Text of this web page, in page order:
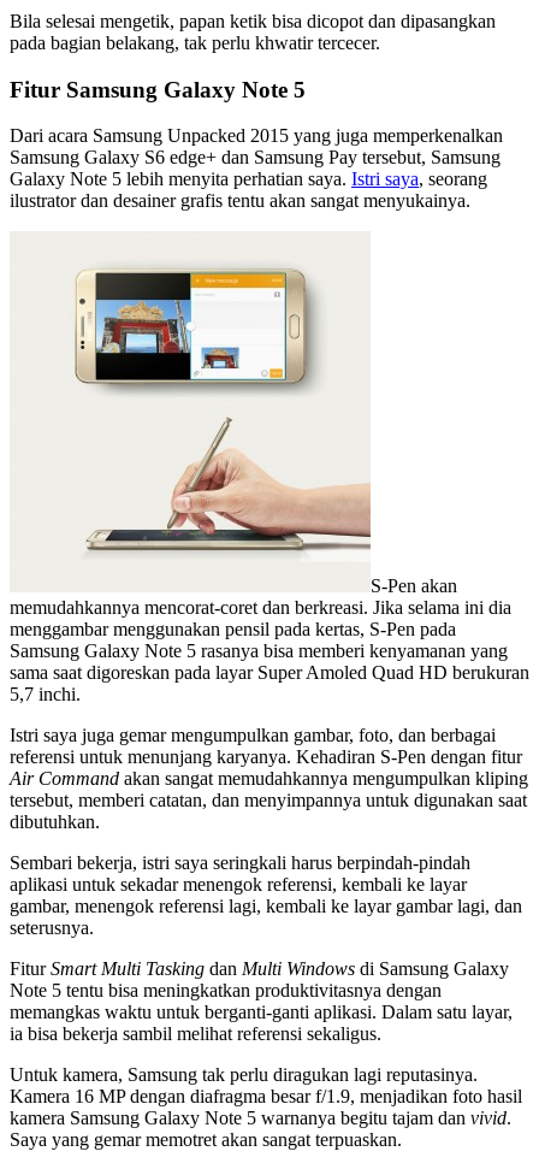
Bila selesai mengetik, papan ketik bisa dicopot dan dipasangkan
pada bagian belakang, tak perlu khwatir tercecer.
Fitur Samsung Galaxy Note 5
Dari acara Samsung Unpacked 2015 yang juga memperkenalkan
Samsung Galaxy S6 edge+ dan Samsung Pay tersebut, Samsung
Galaxy Note 5 lebih menyita perhatian saya. Istri saya, seorang
ilustrator dan desainer grafis tentu akan sangat menyukainya.
S-Pen akan
memudahkannya mencorat-coret dan berkreasi. Jika selama ini dia
menggambar menggunakan pensil pada kertas, S-Pen pada
Samsung Galaxy Note 5 rasanya bisa memberi kenyamanan yang
sama saat digoreskan pada layar Super Amoled Quad HD berukuran
5,7 inchi.
Istri saya juga gemar mengumpulkan gambar, foto, dan berbagai
referensi untuk menunjang karyanya. Kehadiran S-Pen dengan fitur
Air Command akan sangat memudahkannya mengumpulkan kliping
tersebut, memberi catatan, dan menyimpannya untuk digunakan saat
dibutuhkan.
Sembari bekerja, istri saya seringkali harus berpindah-pindah
aplikasi untuk sekadar menengok referensi, kembali ke layar
gambar, menengok referensi lagi, kembali ke layar gambar lagi, dan
seterusnya.
FiturSmart Multi Tasking dan Multi Windows di Samsung Galaxy
Note 5 tentu bisa meningkatkan produktivitasnya dengan
memangkas waktu untuk berganti-ganti aplikasi. Dalam satu layar,
ia bisa bekerja sambil melihat referensi sekaligus.
Untuk kamera, Samsung tak perlu diragukan lagi reputasinya.
Kamera 16 MP dengan diafragma besar f/1.9, menjadikan foto hasil
kamera Samsung Galaxy Note 5 warnanya begitu tajam dan vivid.
Saya yang gemar memotret akan sangat terpuaskan.